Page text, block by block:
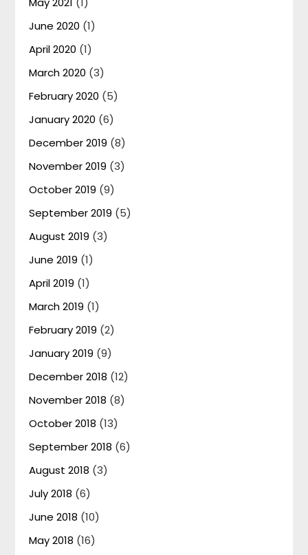
June 2020 (1)
April 2020 (1)
March 2020 (3)
February 2020 (5)
January 2020 (6)
December 2019 (8)
November 2019 (3)
October 2019 (9)
September 2019 (5)
August 2019 (3)
June 2019 (1)
April 2019 (1)
March 2019 (1)
February 2019 (2)
January 2019 (9)
December 2018 (12)
November 2018 (8)
October 2018 (13)
September 2018 (6)
August 2018 (3)
July 2018 (6)
June 2018 (10)
May 2018 (16)